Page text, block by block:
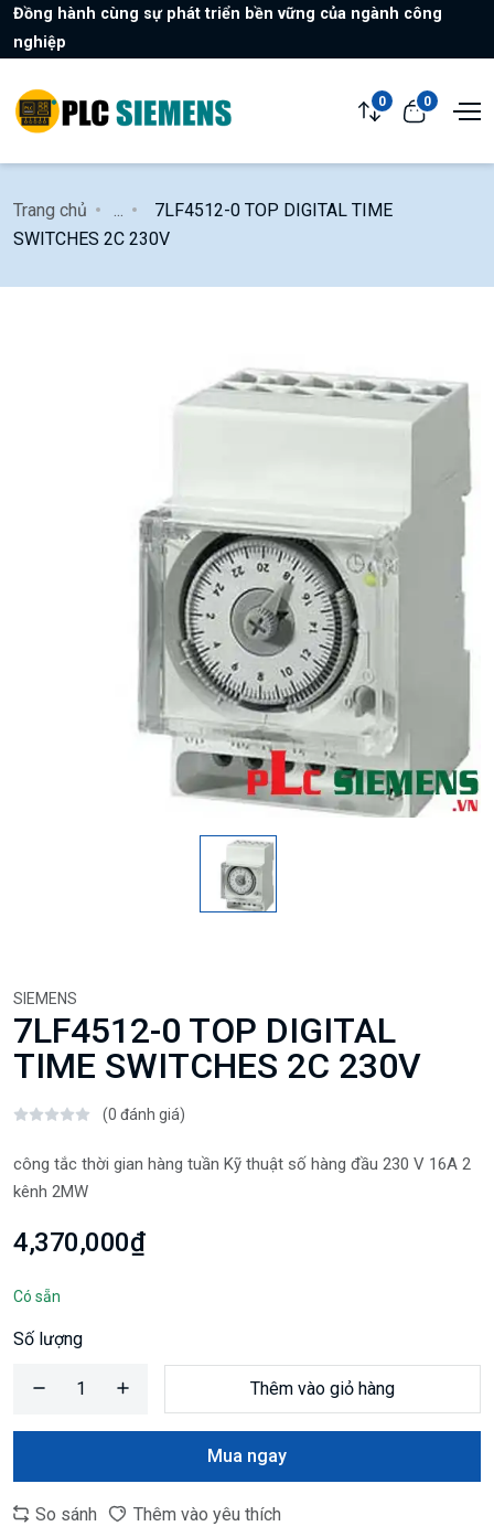
Đồng hành cùng sự phát triển bền vững của ngành công
nghiệp
0 0
Trang chủ
7LF4512-0 TOP DIGITAL TIME
SWITCHES 2C 230V
SIEMENS
7LF4512-0 TOP DIGITAL
TIME SWITCHES 2C 230V
(0 đánh giá)
công tắc thời gian hàng tuần Kỹ thuật số hàng đầu 230 V 16A 2
kênh 2MW
4,370,000₫
Có sẵn
Số lượng
Thêm vào giỏ hàng
Mua ngay
So sánh Thêm vào yêu thích